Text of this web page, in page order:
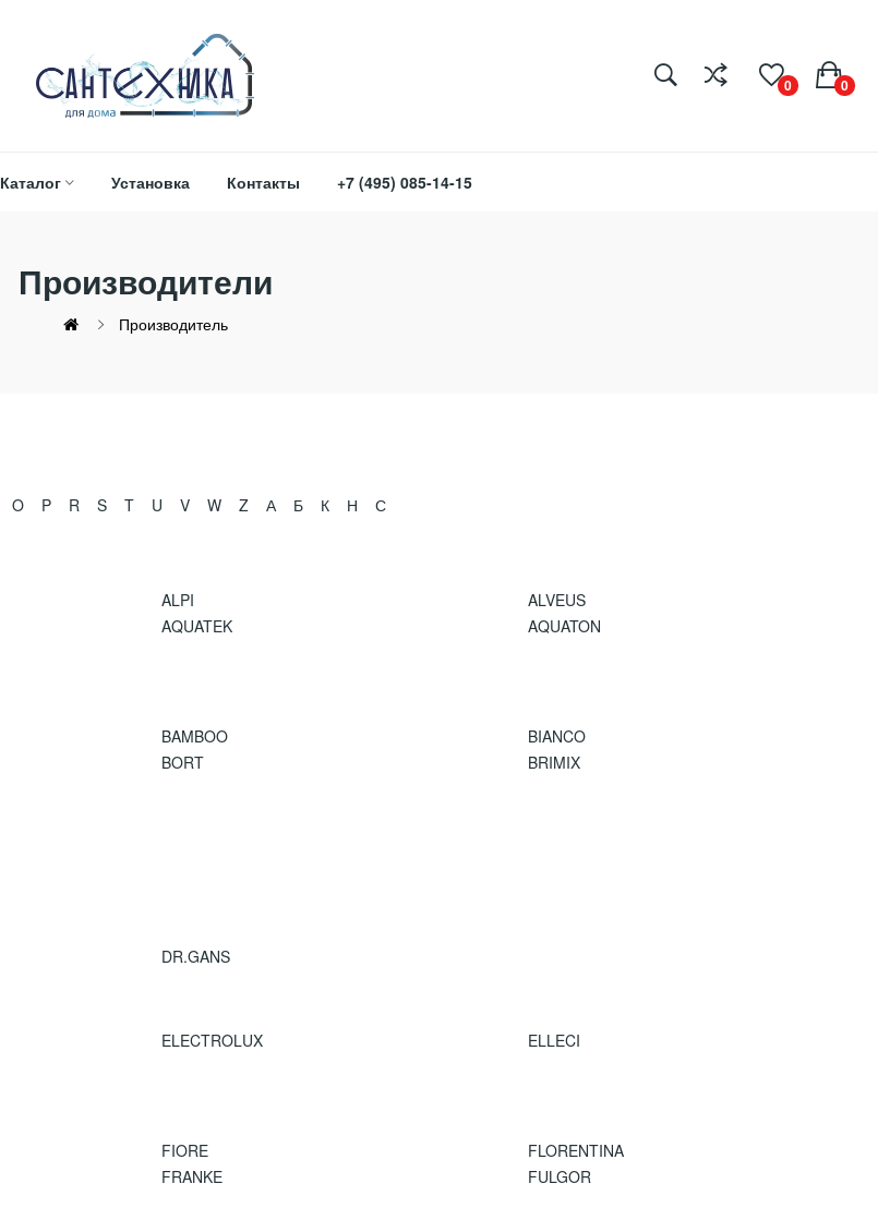
0 0
Каталог Установка Контакты +7 (495) 085-14-15
Производители
Производитель
O P R S T U V W Z А Б К Н С
ALPI
ALVEUS
AQUATEK
AQUATON
BAMBOO
BIANCO
BORT
BRIMIX
DR.GANS
ELECTROLUX
ELLECI
FIORE
FLORENTINA
FRANKE FULGOR